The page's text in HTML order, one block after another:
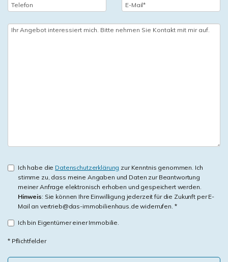
Ich habe die Datenschutzerklärung zur Kenntnis genommen. Ich
stimme zu, dass meine Angaben und Daten zur Beantwortung
meiner Anfrage elektronisch erhoben und gespeichert werden.
Hinweis: Sie können Ihre Einwilligung jederzeit für die Zukunft per E-
Mail an vertrieb@das-immobilienhaus.de widerrufen. *
Ich bin Eigentümer einer Immobilie.
* Pflichtfelder